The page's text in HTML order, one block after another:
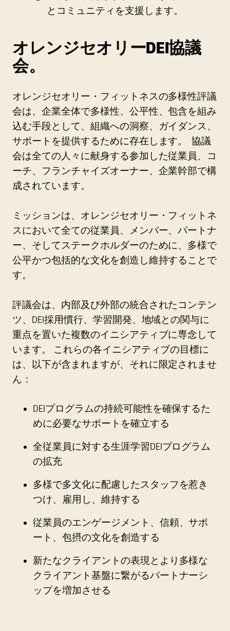
とコミュニティを支援します。
オレンジセオリーDEI協議
会。
オレンジセオリー・フィットネスの多様性評議
会は、企業全体で多様性、公平性、包含を組み
込む手段として、組織への洞察、ガイダンス、
サポートを提供するために存在します。 協議
会は全ての人々に献身する参加した従業員、コ
ーチ、フランチャイズオーナー、企業幹部で構
成されています。
ミッションは、オレンジセオリー・フィットネ
スにおいて全ての従業員、メンバー、パートナ
ー、そしてステークホルダーのために、多様で
公平かつ包括的な文化を創造し維持することで
す。
評議会は、内部及び外部の統合されたコンテン
ツ、DEI採用慣行、学習開発、地域との関与に
重点を置いた複数のイニシアティブに専念して
います。 これらの各イニシアティブの目標に
は、以下が含まれますが、それに限定されませ
ん：
DEIプログラムの持続可能性を確保するた
めに必要なサポートを確立する
全従業員に対する生涯学習DEIプログラム
の拡充
多様で多文化に配慮したスタッフを惹き
つけ、雇用し、維持する
従業員のエンゲージメント、信頼、サポ
ート、包摂の文化を創造する
新たなクライアントの表現とより多様な
クライアント基盤に繋がるパートナーシ
ップを増加させる